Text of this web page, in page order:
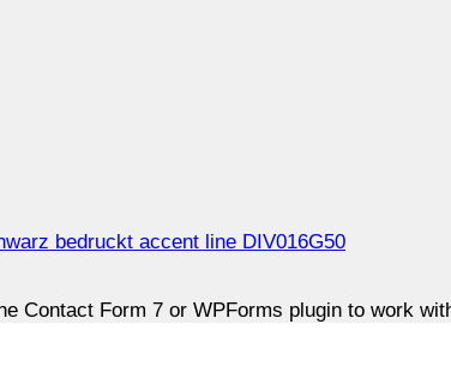
bedruckt accent line DIV016G50
Contact Form 7 or WPForms plugin to work